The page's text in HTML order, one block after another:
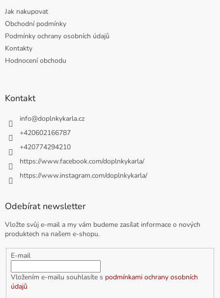
Jak nakupovat
Obchodní podmínky
Podmínky ochrany osobních údajů
Kontakty
Hodnocení obchodu
Kontakt
info@doplnkykarla.cz
+420602166787
+420774294210
https://www.facebook.com/doplnkykarla/
https://www.instagram.com/doplnkykarla/
Odebírat newsletter
Vložte svůj e-mail a my vám budeme zasílat informace o nových
produktech na našem e-shopu.
E-mail
Vložením e-mailu souhlasíte s podmínkami ochrany osobních
údajů